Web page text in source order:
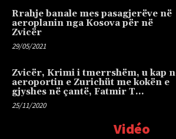
Rrahje banale mes pasagjerëve në
aeroplanin nga Kosova për në
Zvicër
29/05/2021
Zvicër, Krimi i tmerrshëm, u kap
aeroportin e Zurichüt me kokën e
gjyshes në çantë, Fatmir T…
25/11/2020
Vidéo